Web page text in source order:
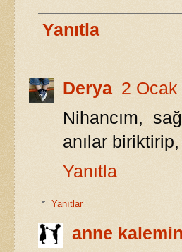
Yanıtla
Derya 2
Nihancım,
anılar
Yanıtla
Yanıtlar
anne